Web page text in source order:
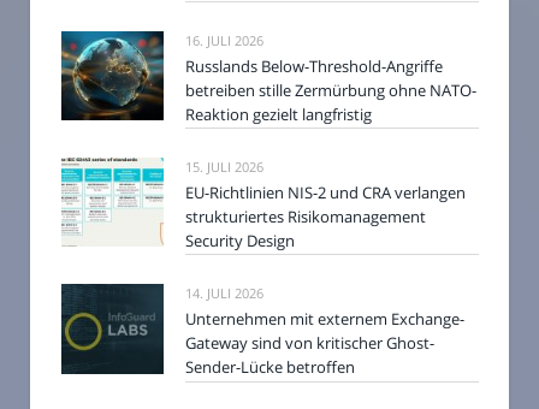
16. JULI 2026
Russlands Below-Threshold-Angriffe
betreiben stille Zermürbung ohne NATO-
Reaktion gezielt langfristig
15. JULI 2026
EU-Richtlinien NIS-2 und CRA verlangen
strukturiertes Risikomanagement
Security Design
14. JULI 2026
Unternehmen mit externem Exchange-
Gateway sind von kritischer Ghost-
Sender-Lücke betroffen